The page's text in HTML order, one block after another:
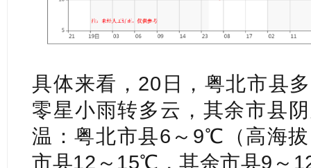
具体来看，20日，粤北市县
零星小雨转多云，其余市县
温：粤北市县6～9℃（高海
市县12～15℃，其余市县9～